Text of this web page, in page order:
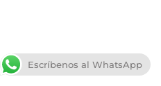
Escríbenos al WhatsApp